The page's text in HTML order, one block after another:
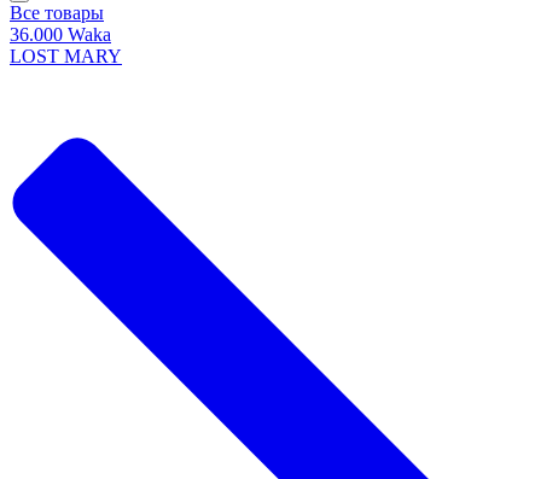
Все товары
36.000 Waka
LOST MARY